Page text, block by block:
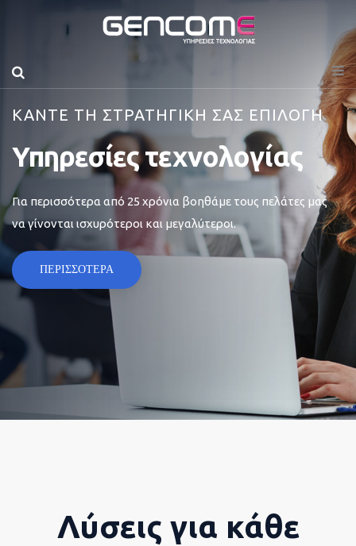
ΚΑΝΤΕ ΤΗ ΣΤΡΑΤΗΓΙΚΗ ΣΑΣ ΕΠΙΛΟΓΗ
Υπηρεσίες τεχνολογίας
Για περισσότερα από 25 χρόνια βοηθάμε τους πελάτες μας
να γίνονται ισχυρότεροι και μεγαλύτεροι.
ΠΕΡΙΣΣΟΤΕΡΑ
Λύσεις για κάθε